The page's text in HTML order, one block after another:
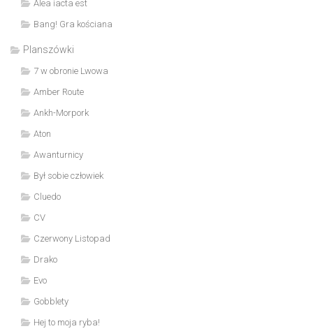
Alea iacta est
Bang! Gra kościana
Planszówki
7 w obronie Lwowa
Amber Route
Ankh-Morpork
Aton
Awanturnicy
Był sobie człowiek
Cluedo
CV
Czerwony Listopad
Drako
Evo
Gobblety
Hej to moja ryba!